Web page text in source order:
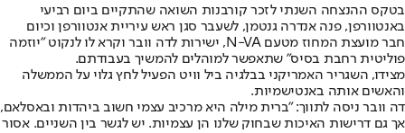
בטקס ההנצחה השנתי לזכר קורבנות השואה שהתקיים ביום רביעי
באנטוורפן, פנה אנדרה גנטמן, לשעבר סגן ראש עיריית אנטוורפן וכיום
חבר מועצת המחוז מטעם N-VA, ישירות לדה וובר וקרא לו לנקוט ״יוזמה
פוליטית רחבת בסיס״ שתאפשר למוהלים להמשיך בעבודתם.
מצידו, השגריר האמריקני בבלגיה ביל וויט הפעיל לחץ גלוי על הממשלה
והאשים אותה באנטישמיות.
דה וובר ניסה לתווך: "ברית מילה היא מרכיב עצמי חשוב ביהדות ובאסלאם,
אך גם דרישות האיכות שבחוק שלנו הן עצמיות. יש לגשר בין השניים. אסור